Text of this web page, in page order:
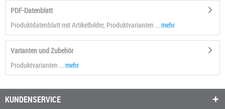
PDF-Datenblatt
Produktdatenblatt mit Artikelbilder, Produktvarianten ... mehr
Varianten und Zubehör
Produktvarianten ... mehr
KUNDENSERVICE